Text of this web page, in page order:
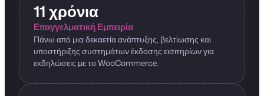
11 χρόνια
Επαγγελματική Εμπειρία
Πάνω από μια δεκαετία ανάπτυξης, βελτίωσης και
υποστήριξης συστημάτων έκδοσης εισιτηρίων για
εκδηλώσεις με το WooCommerce.